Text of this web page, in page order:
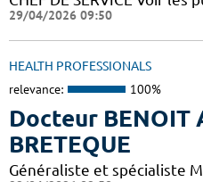
29/04/2026 09:50
HEALTH PROFESSIONALS
relevance: 100%
Docteur BENOIT
BRETEQUE
Généraliste et spécialiste